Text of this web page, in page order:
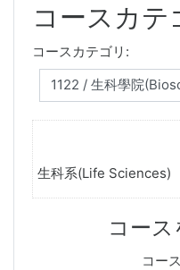
コースカテ
コースカテゴリ:
生科系(Life Sciences)
コース
コー